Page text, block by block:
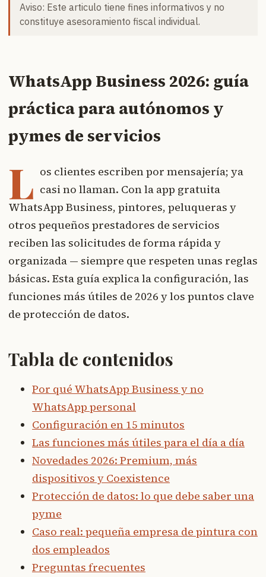
Aviso: Este articulo tiene fines informativos y no
constituye asesoramiento fiscal individual.
WhatsApp Business 2026: guía
práctica para autónomos y
pymes de servicios
L os clientes escriben por mensajería; ya
casi no llaman. Con la app gratuita
WhatsApp Business, pintores, peluqueras y
otros pequeños prestadores de servicios
reciben las solicitudes de forma rápida y
organizada — siempre que respeten unas reglas
básicas. Esta guía explica la configuración, las
funciones más útiles de 2026 y los puntos clave
de protección de datos.
Tabla de contenidos
Por qué WhatsApp Business y no
WhatsApp personal
Configuración en 15 minutos
Las funciones más útiles para el día a día
Novedades 2026: Premium, más
dispositivos y Coexistence
Protección de datos: lo que debe saber una
pyme
Caso real: pequeña empresa de pintura con
dos empleados
Preguntas frecuentes